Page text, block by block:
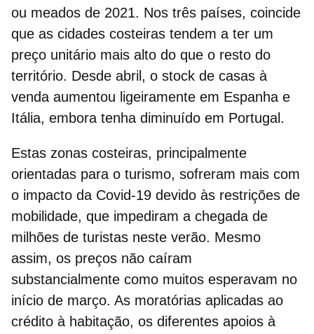
ou meados de 2021. Nos três países, coincide
que as cidades costeiras tendem a ter um
preço unitário mais alto do que o resto do
território. Desde abril, o stock de casas à
venda aumentou ligeiramente em Espanha e
Itália, embora tenha diminuído em Portugal.
Estas zonas costeiras, principalmente
orientadas para o turismo, sofreram mais com
o impacto da Covid-19 devido às restrições de
mobilidade, que impediram a chegada de
milhões de turistas neste verão. Mesmo
assim, os preços não caíram
substancialmente como muitos esperavam no
início de março. As moratórias aplicadas ao
crédito à habitação, os diferentes apoios à